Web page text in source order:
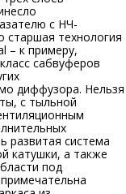
с НЧ-
технология
– к примеру,
сабвуферов
диффузора. Нельзя
с тыльной
развитая система
катушки, а также
под